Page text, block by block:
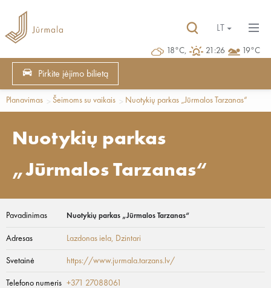
18°C, 21:26 19°C
LT
Pirkite įėjimo bilietą
Planavimas Šeimoms su vaikais Nuotykių parkas „Jūrmalos Tarzanas“
Nuotykių parkas
„Jūrmalos Tarzanas“
Pavadinimas Nuotykių parkas „Jūrmalos Tarzanas“
Adresas Lazdonas iela, Dzintari
Svetainė https://www.jurmala.tarzans.lv/
Telefono numeris +371 27088061